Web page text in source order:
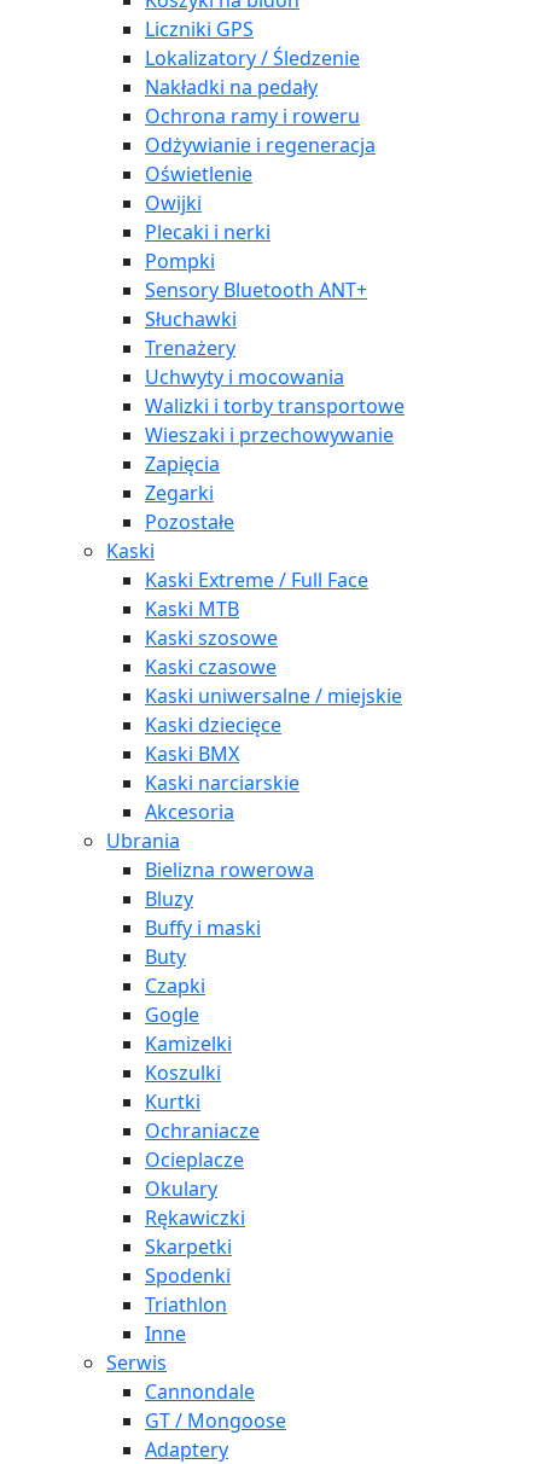
Liczniki GPS
Lokalizatory / Śledzenie
Nakładki na pedały
Ochrona ramy i roweru
Odżywianie i regeneracja
Oświetlenie
Owijki
Plecaki i nerki
Pompki
Sensory Bluetooth ANT+
Słuchawki
Trenażery
Uchwyty i mocowania
Walizki i torby transportowe
Wieszaki i przechowywanie
Zapięcia
Zegarki
Pozostałe
Kaski
Kaski Extreme / Full Face
Kaski MTB
Kaski szosowe
Kaski czasowe
Kaski uniwersalne / miejskie
Kaski dziecięce
Kaski BMX
Kaski narciarskie
Akcesoria
Ubrania
Bielizna rowerowa
Bluzy
Buffy i maski
Buty
Czapki
Gogle
Kamizelki
Koszulki
Kurtki
Ochraniacze
Ocieplacze
Okulary
Rękawiczki
Skarpetki
Spodenki
Triathlon
Inne
Serwis
Cannondale
GT / Mongoose
Adaptery